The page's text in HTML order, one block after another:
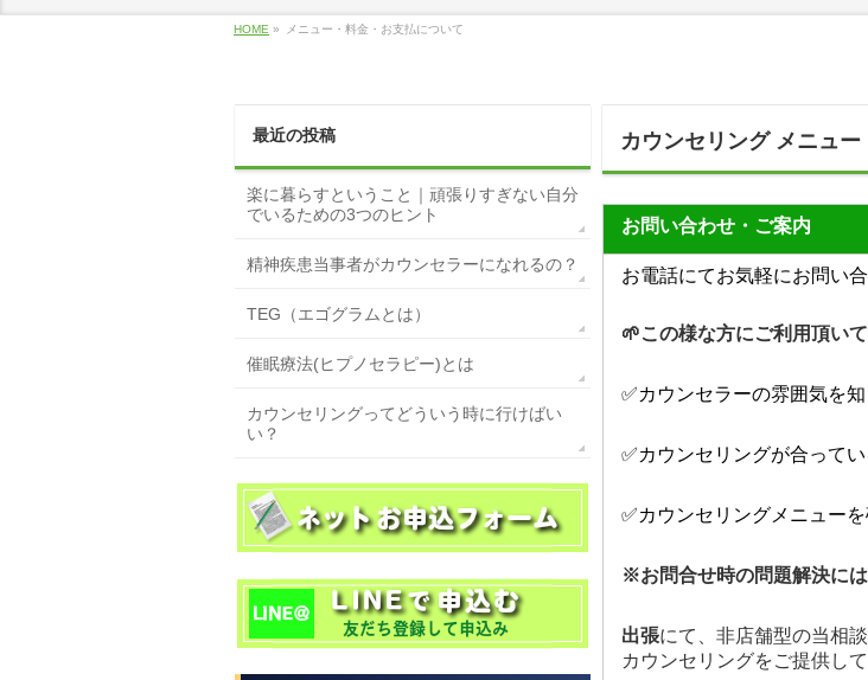
HOME » メニュー・料金・お支払について
カウンセリング メニュー
お問い合わせ・ご案内
お電話にてお気軽にお問い合
🌱この様な方にご利用頂い
✅カウンセラーの雰囲気を
✅カウンセリングが合って
✅カウンセリングメニュー
※お問合せ時の問題解決に
出張にて、非店舗型の当相
カウンセリングをご提供して
最近の投稿
楽に暮らすということ｜頑張りすぎない自分
でいるための3つのヒント
精神疾患当事者がカウンセラーになれるの？
TEG（エゴグラムとは）
催眠療法(ヒプノセラピー)とは
カウンセリングってどういう時に行けばい
い？